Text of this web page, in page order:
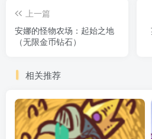
上一篇
安娜的怪物农场：起始之地
（无限金币钻石）
相关推荐